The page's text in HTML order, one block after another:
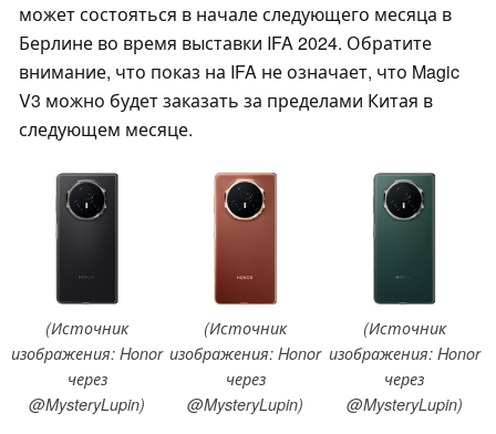
может состояться в начале следующего месяца в
Берлине во время выставки IFA 2024. Обратите
внимание, что показ на IFA не означает, что Magic
V3 можно будет заказать за пределами Китая в
следующем месяце.
(Источник
изображения: Honor
через
@MysteryLupin)
(Источник
изображения: Honor
через
@MysteryLupin)
(Источник
изображения: Honor
через
@MysteryLupin)